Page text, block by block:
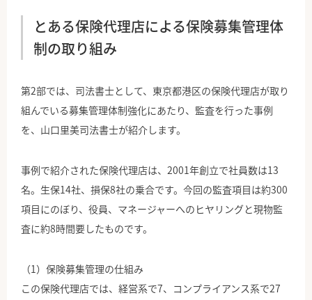
とある保険代理店による保険募集管理体
制の取り組み
第2部では、司法書士として、東京都港区の保険代理店が取り
組んでいる募集管理体制強化にあたり、監査を行った事例
を、山口里美司法書士が紹介します。
事例で紹介された保険代理店は、2001年創立で社員数は13
名。生保14社、損保8社の乗合です。今回の監査項目は約300
項目にのぼり、役員、マネージャーへのヒヤリングと現物監
査に約8時間要したものです。
（1）保険募集管理の仕組み
この保険代理店では、経営系で7、コンプライアンス系で27